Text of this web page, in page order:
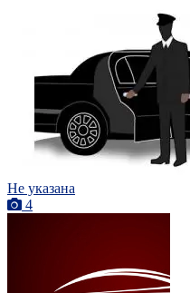
Не указана
4